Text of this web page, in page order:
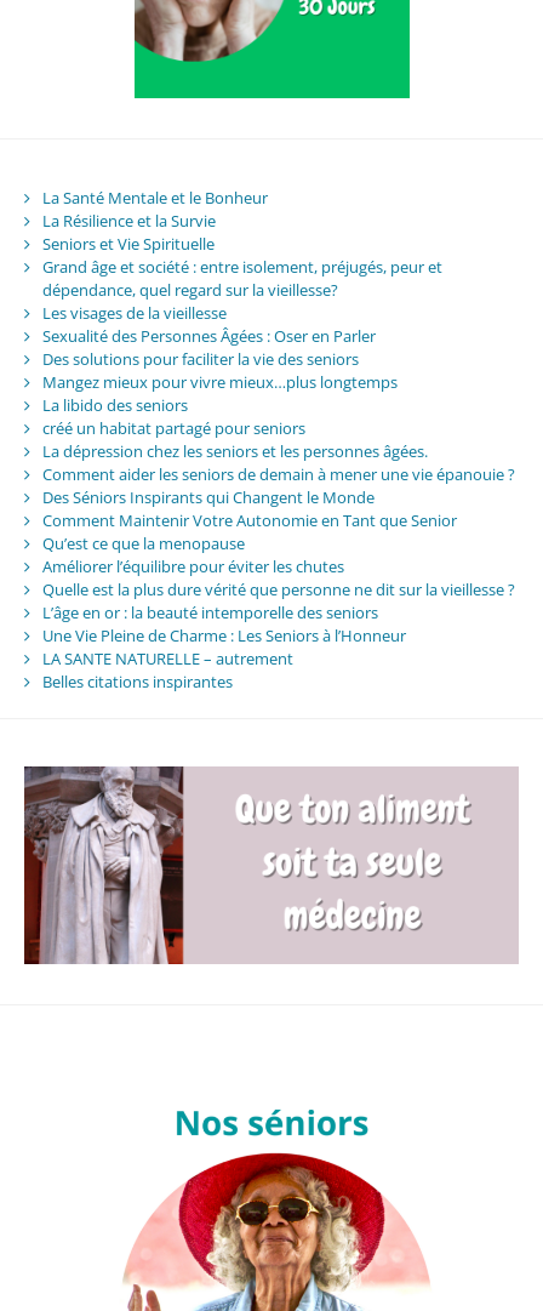
La Santé Mentale et le Bonheur
La Résilience et la Survie
Seniors et Vie Spirituelle
Grand âge et société : entre isolement, préjugés, peur et
dépendance, quel regard sur la vieillesse?
Les visages de la vieillesse
Sexualité des Personnes Âgées : Oser en Parler
Des solutions pour faciliter la vie des seniors
Mangez mieux pour vivre mieux…plus longtemps
La libido des seniors
créé un habitat partagé pour seniors
La dépression chez les seniors et les personnes âgées.
Comment aider les seniors de demain à mener une vie épanouie ?
Des Séniors Inspirants qui Changent le Monde
Comment Maintenir Votre Autonomie en Tant que Senior
Qu’est ce que la menopause
Améliorer l’équilibre pour éviter les chutes
Quelle est la plus dure vérité que personne ne dit sur la vieillesse ?
L’âge en or : la beauté intemporelle des seniors
Une Vie Pleine de Charme : Les Seniors à l’Honneur
LA SANTE NATURELLE – autrement
Belles citations inspirantes